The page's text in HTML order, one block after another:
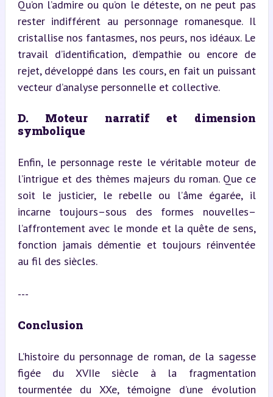
Qu’on l’admire ou qu’on le déteste, on ne peut pas
rester indifférent au personnage romanesque. Il
cristallise nos fantasmes, nos peurs, nos idéaux. Le
travail d’identification, d’empathie ou encore de
rejet, développé dans les cours, en fait un puissant
vecteur d’analyse personnelle et collective.
D. Moteur narratif et dimension
symbolique
Enfin, le personnage reste le véritable moteur de
l’intrigue et des thèmes majeurs du roman. Que ce
soit le justicier, le rebelle ou l’âme égarée, il
incarne toujours–sous des formes nouvelles–
l’affrontement avec le monde et la quête de sens,
fonction jamais démentie et toujours réinventée
au fil des siècles.
---
Conclusion
L’histoire du personnage de roman, de la sagesse
figée du XVIIe siècle à la fragmentation
tourmentée du XXe, témoigne d’une évolution